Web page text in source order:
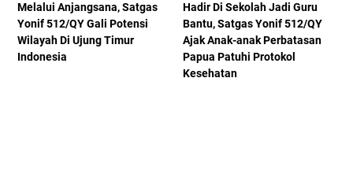
Melalui Anjangsana, Satgas
Yonif 512/QY Gali Potensi
Wilayah Di Ujung Timur
Indonesia
Hadir Di Sekolah Jadi Guru
Bantu, Satgas Yonif 512/QY
Ajak Anak-anak Perbatasan
Papua Patuhi Protokol
Kesehatan